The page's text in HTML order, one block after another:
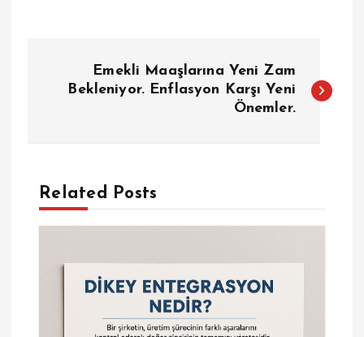
g
Emekli Maaşlarına Yeni Zam
Bekleniyor. Enflasyon Karşı Yeni
Önemler.
Related Posts